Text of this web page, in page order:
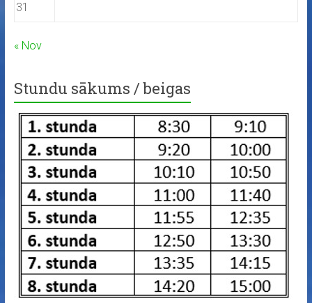
31
« Nov
Stundu sākums / beigas